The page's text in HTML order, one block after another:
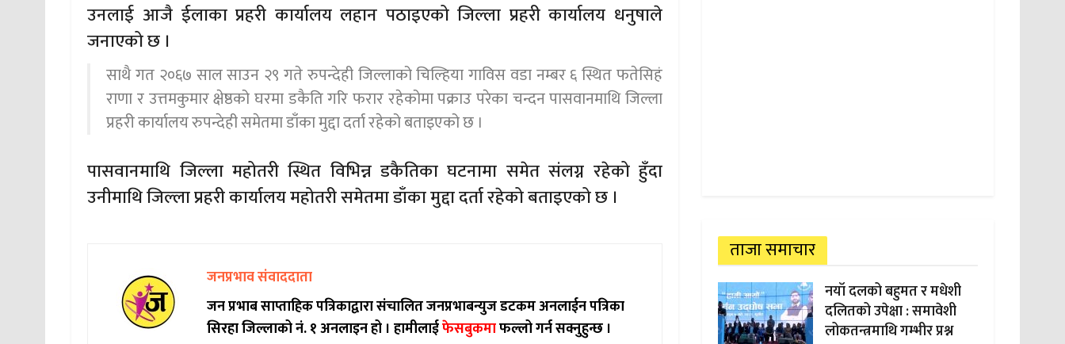
उनलाई आजै ईलाका प्रहरी कार्यालय लहान पठाइएको जिल्ला प्रहरी कार्यालय धनुषाले
जनाएको छ ।
साथै गत २०६७ साल साउन २९ गते रुपन्देही जिल्लाको चिल्हिया गाविस वडा नम्बर ६ स्थित फतेसिहं
राणा र उत्तमकुमार क्षेष्ठको घरमा डकैति गरि फरार रहेकोमा पक्राउ परेका चन्दन पासवानमाथि जिल्ला
प्रहरी कार्यालय रुपन्देही समेतमा डाँका मुद्दा दर्ता रहेको बताइएको छ ।
पासवानमाथि जिल्ला महोतरी स्थित विभिन्न डकैतिका घटनामा समेत संलग्न रहेको हुँदा
उनीमाथि जिल्ला प्रहरी कार्यालय महोतरी समेतमा डाँका मुद्दा दर्ता रहेको बताइएको छ ।
जनप्रभाव संवाददाता
जन प्रभाब साप्ताहिक पत्रिकाद्वारा संचालित जनप्रभाबन्युज डटकम अनलाईन पत्रिका
सिरहा जिल्लाको नं. १ अनलाइन हो ।हामीलाईफेसबुकमाफल्लो गर्न सक्नुहुन्छ ।
ताजा समाचार
नयाँ दलको बहुमत र मधेशी
दलितको उपेक्षा : समावेशी
लोकतन्त्रमाथि गम्भीर प्रश्न